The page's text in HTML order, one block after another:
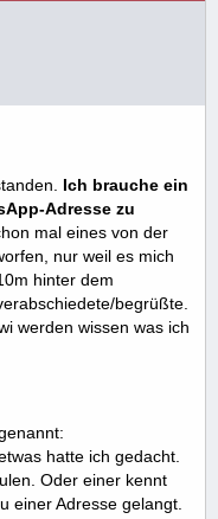
Ich brauche ein
Adresse zu
mal eines von der
nur weil es mich
hinter dem
begrüßte.
werden wissen was ich
hatte ich gedacht.
Oder einer kennt
einer Adresse gelangt.